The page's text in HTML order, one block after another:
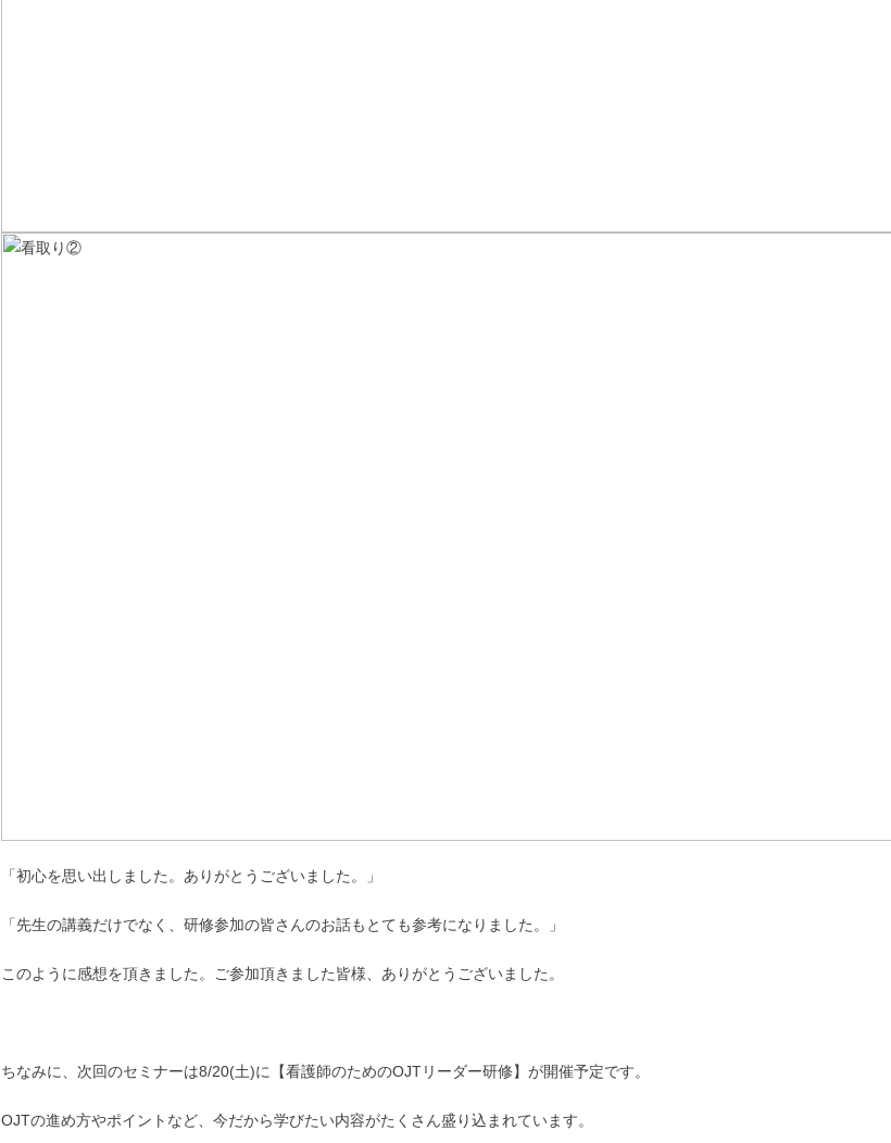
「初心を思い出しました。ありがとうございました。」
「先生の講義だけでなく、研修参加の皆さんのお話もとても参考になりました。」
このように感想を頂きました。ご参加頂きました皆様、ありがとうございました。
ちなみに、次回のセミナーは8/20(土)に【看護師のためのOJTリーダー研修】が開催予定です。
OJTの進め方やポイントなど、今だから学びたい内容がたくさん盛り込まれています。